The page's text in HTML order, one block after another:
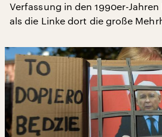
Verfassung in den 1990er-
als die Linke dort die große